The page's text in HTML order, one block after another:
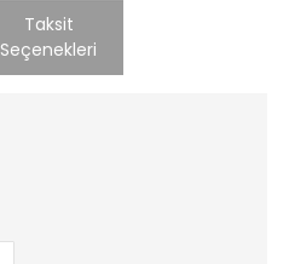
Taksit
Seçenekleri